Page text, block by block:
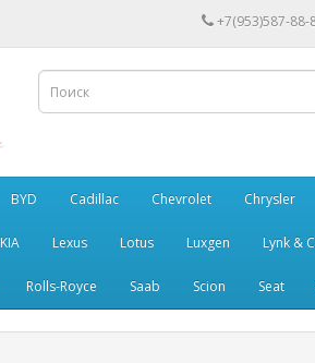
+7(953)587-88-
BYD Cadillac Chevrolet Chrysler
KIA Lexus Lotus Luxgen Lynk &
Rolls-Royce Saab Scion Seat